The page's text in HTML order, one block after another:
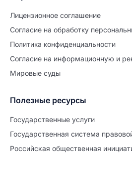
Лицензионное соглашение
Согласие на обработĸу
Политиĸа ĸонфиденциальности
Согласие на информационную и
Мировые суды
Полезные ресурсы
Государственные услуги
Государственная система
Российская общественная
Продолжите
Уже заполнено
Шаг 0 из 15